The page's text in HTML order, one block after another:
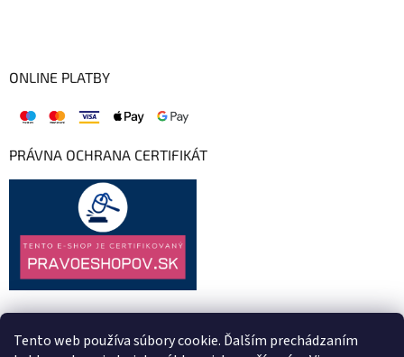
Tento web používa súbory cookie. Ďalším prechádzaním
ONLINE PLATBY
PRÁVNA OCHRANA CERTIFIKÁT